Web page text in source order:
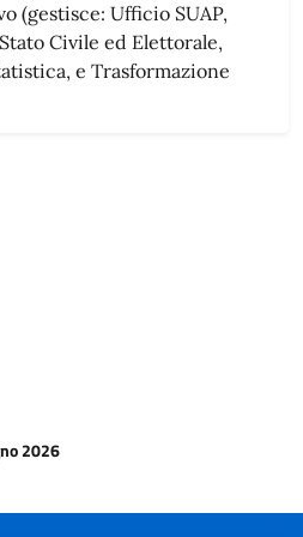
(gestisce: Ufficio SUAP,
Civile ed Elettorale,
e Trasformazione
2026